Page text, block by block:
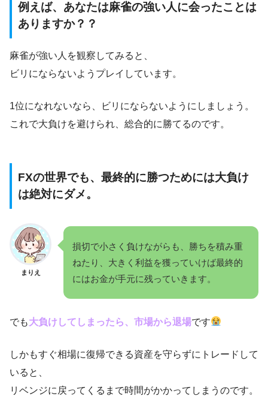
例えば、あなたは麻雀の強い人に会ったことは
ありますか？？
麻雀が強い人を観察してみると、
ビリにならないようプレイしています。
1位になれないなら、ビリにならないようにしましょう。
これで大負けを避けられ、総合的に勝てるのです。
FXの世界でも、最終的に勝つためには大負け
は絶対にダメ。
まりえ
損切で小さく負けながらも、勝ちを積み重
ねたり、大きく利益を獲っていけば最終的
にはお金が手元に残っていきます。
でも大負けしてしまったら、市場から退場です
しかもすぐ相場に復帰できる資産を守らずにトレードして
いると、
リベンジに戻ってくるまで時間がかかってしまうのです。